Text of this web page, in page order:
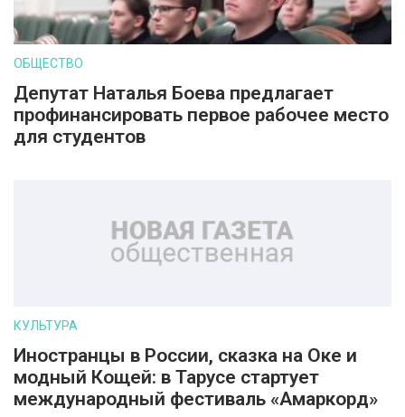
ОБЩЕСТВО
Депутат Наталья Боева предлагает
профинансировать первое рабочее место
для студентов
КУЛЬТУРА
Иностранцы в России, сказка на Оке и
модный Кощей: в Тарусе стартует
международный фестиваль «Амаркорд»